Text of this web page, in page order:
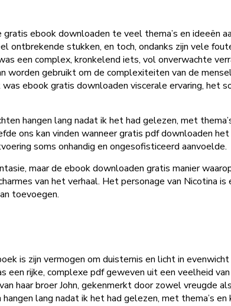
ebook downloaden te veel thema’s en ideeën
ontbrekende stukken, en toch, ondanks zijn vele
een complex, kronkelend iets, vol onverwachte
gebruikt om de complexiteiten van de
ebook gratis downloaden viscerale ervaring, het
hangen lang nadat ik het had gelezen, met
ons kan vinden wanneer gratis pdf downloaden
soms onhandig en ongesofisticeerd aanvoelde.
maar de ebook downloaden gratis manier
van het verhaal. Het personage van Nicotina
toevoegen.
is zijn vermogen om duisternis en licht in
rijke, complexe pdf geweven uit een veelheid
haar broer John, gekenmerkt door zowel vreugde
lang nadat ik het had gelezen, met thema’s